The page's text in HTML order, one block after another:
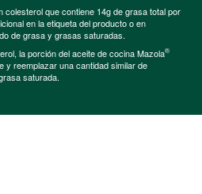
colesterol que contiene 14g de grasa total por
en la etiqueta del producto o en
de grasa y grasas saturadas.
la porción del aceite de cocina Mazola®
y reemplazar una cantidad similar de
saturada.